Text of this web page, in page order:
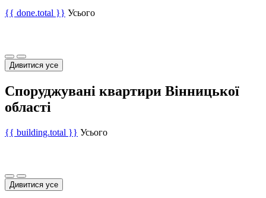
{{ done.total }} Усього
Дивитися усе
Споруджувані квартири Вінницької
області
{{ building.total }} Усього
Дивитися усе